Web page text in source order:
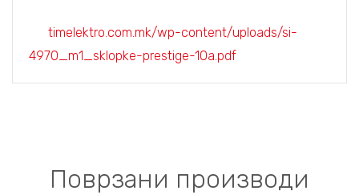
timelektro.com.mk/wp-content/uploads/si-
4970_m1_sklopke-prestige-10a.pdf
Поврзани производи